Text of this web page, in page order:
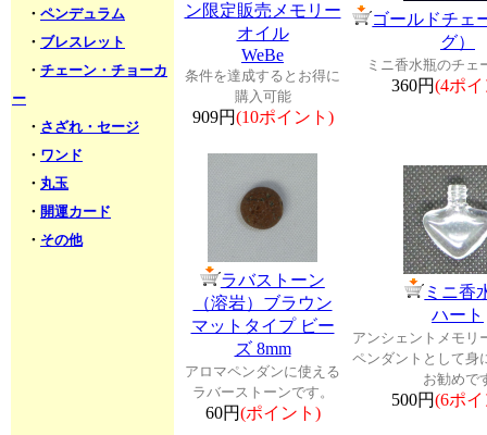
・ ペンデュラム
・ ブレスレット
・ チェーン・チョーカ
ー
・ さざれ・セージ
・ ワンド
・ 丸玉
・ 開運カード
・ その他
ン限定販売メモリー
オイル
WeBe
条件を達成するとお得に
購入可能
909円(10ポイント)
ゴールドチェ
グ）
ミニ香水瓶のチェ
360円(4ポ
ラバストーン
（溶岩）ブラウン
マットタイプ ビー
ズ 8mm
アロマペンダンに使える
ラバーストーンです。
60円(ポイント)
ミニ香
ハート
アンシェントメモリ
ペンダントとして身
お勧めで
500円(6ポ